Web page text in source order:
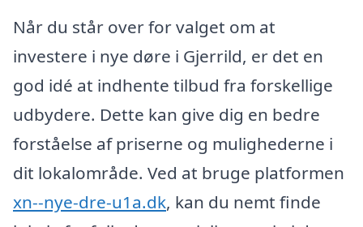
Når du står over for valget om at
investere i nye døre i Gjerrild, er det en
god idé at indhente tilbud fra forskellige
udbydere. Dette kan give dig en bedre
forståelse af priserne og mulighederne i
dit lokalområde. Ved at bruge platformen
xn--nye-dre-u1a.dk, kan du nemt finde